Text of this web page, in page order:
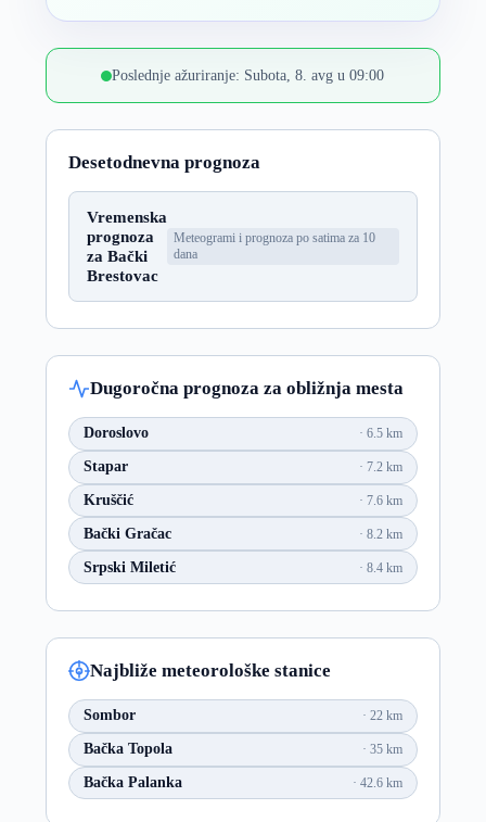
Poslednje ažuriranje: Subota, 8. avg u 09:00
Desetodnevna prognoza
Vremenska
prognoza
za Bački
Brestovac
Meteogrami i prognoza po satima za 10
dana
Dugoročna prognoza za obližnja mesta
Doroslovo 6.5 km
Stapar 7.2 km
Kruščić 7.6 km
Bački Gračac 8.2 km
Srpski Miletić 8.4 km
Najbliže meteorološke stanice
Sombor 22 km
Bačka Topola 35 km
Bačka Palanka 42.6 km